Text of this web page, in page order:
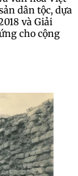
dân tộc, dựa
và Giải
cho cộng